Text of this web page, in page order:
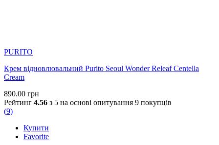
PURITO
Крем відновлювальний Purito Seoul Wonder Releaf Centella
Cream
890.00 грн
Рейтинг 4.56 з 5 на основі опитування 9 покупців
(9)
Купити
Favorite
Цей кейс — ще одне нагадування, що правильно
замінили засоби, а побудували комплексну схему догляду
з урахуванням стану шкіри. Уже на цьому етапі запалень